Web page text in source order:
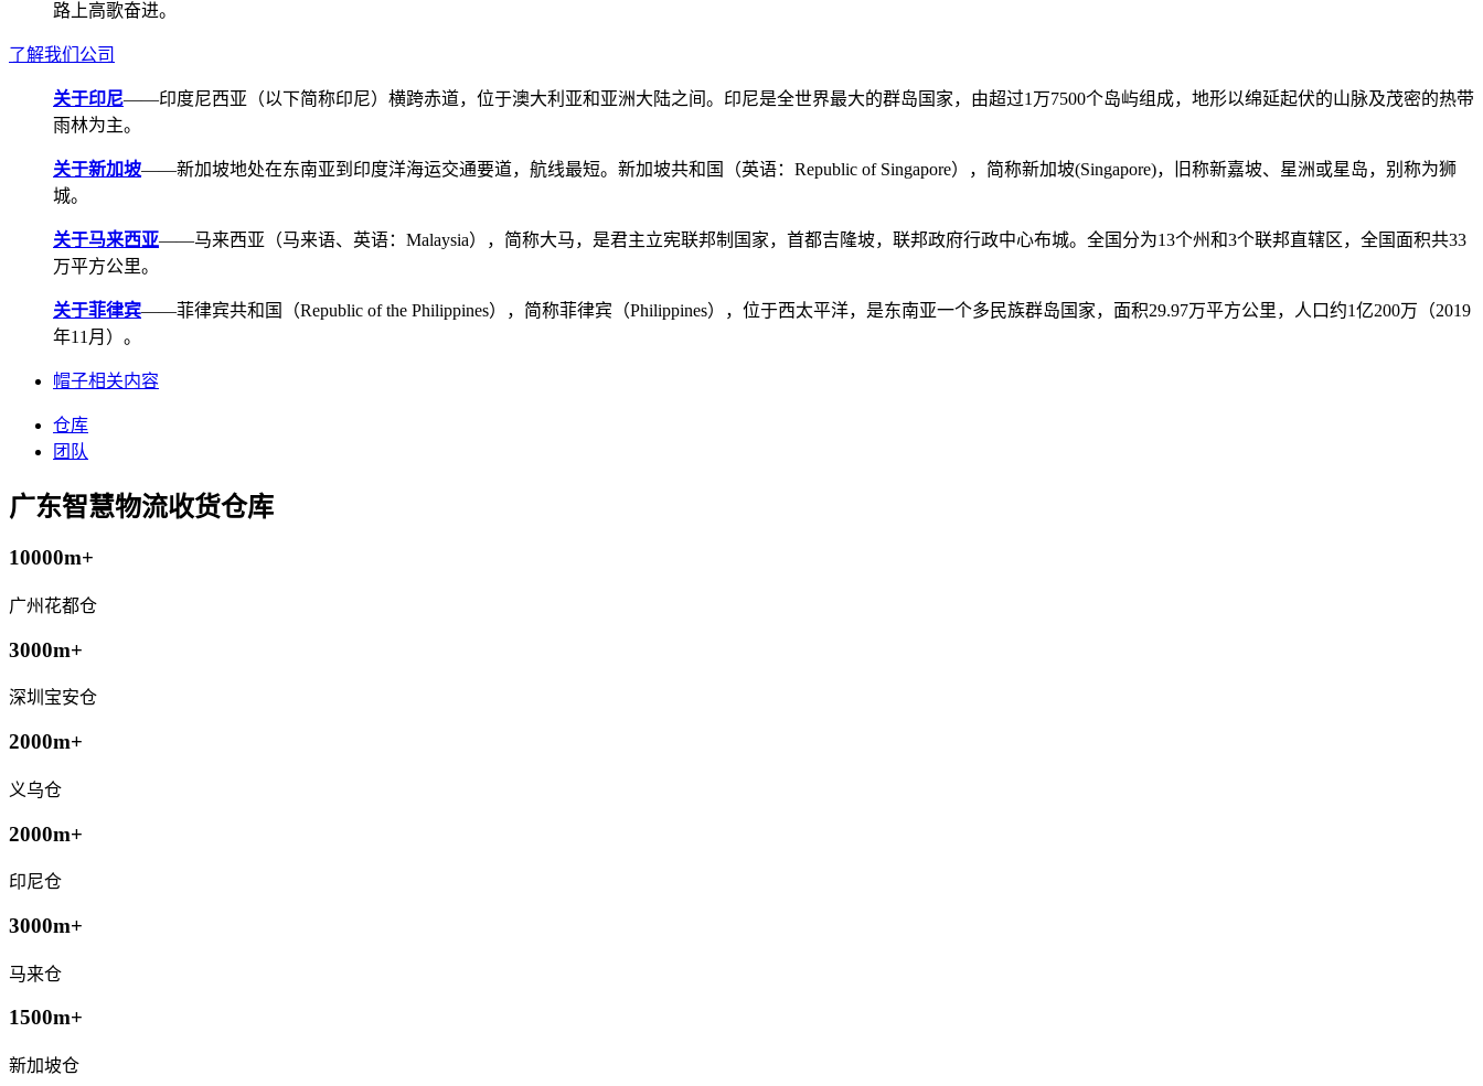
路上高歌奋进。
了解我们公司
关于印尼——印度尼西亚（以下简称印尼）横跨赤道，位于澳大利亚和亚洲大陆之间。印尼是全世界最大的群岛国家，由超过1万7500个岛屿组成，地形以绵延起伏的山脉及茂密的热带
雨林为主。
关于新加坡——新加坡地处在东南亚到印度洋海运交通要道，航线最短。新加坡共和国（英语：Republic of Singapore），简称新加坡(Singapore)，旧称新嘉坡、星洲或星岛，别称为狮
城。
关于马来西亚——马来西亚（马来语、英语：Malaysia），简称大马，是君主立宪联邦制国家，首都吉隆坡，联邦政府行政中心布城。全国分为13个州和3个联邦直辖区，全国面积共33
万平方公里。
关于菲律宾——菲律宾共和国（Republic of the Philippines），简称菲律宾（Philippines），位于西太平洋，是东南亚一个多民族群岛国家，面积29.97万平方公里，人口约1亿200万（2019
年11月）。
帽子相关内容
仓库
团队
广东智慧物流收货仓库
10000m+
广州花都仓
3000m+
深圳宝安仓
2000m+
义乌仓
2000m+
印尼仓
3000m+
马来仓
1500m+
新加坡仓